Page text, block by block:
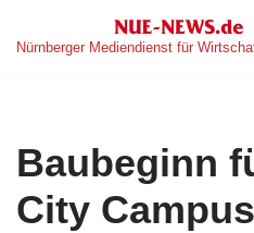
Zum
Nürnberger Mediendienst für
Baubeginn
City Campus